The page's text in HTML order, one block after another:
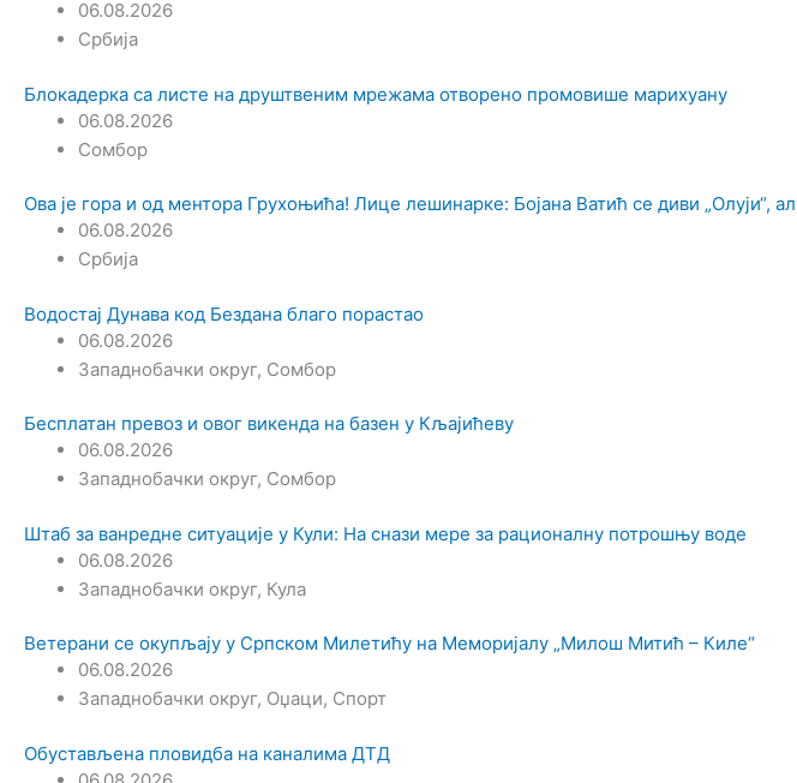
06.08.2026
Србија
Блокадерка са листе на друштвеним мрежама отворено промовише марихуану
06.08.2026
Сомбор
Ова је гора и од ментора Грухоњића! Лице лешинарке: Бојана Ватић се диви „Олуји“,
06.08.2026
Србија
Водостај Дунава код Бездана благо порастао
06.08.2026
Западнобачки округ, Сомбор
Бесплатан превоз и овог викенда на базен у Кљајићеву
06.08.2026
Западнобачки округ, Сомбор
Штаб за ванредне ситуације у Кули: На снази мере за рационалну потрошњу воде
06.08.2026
Западнобачки округ, Кула
Ветерани се окупљају у Српском Милетићу на Меморијалу „Милош Митић – Киле“
06.08.2026
Западнобачки округ, Оџаци, Спорт
Обустављена пловидба на каналима ДТД